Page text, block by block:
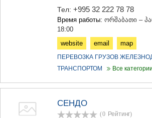
Тел: +995 32 222 78 78
Время работы: ორშაბათი –
18:00
website
email map
ПЕРЕВОЗКА ГРУЗОВ
ТРАНСПОРТОМ
Все категории
СЕНДО
(0 Рейтинг)